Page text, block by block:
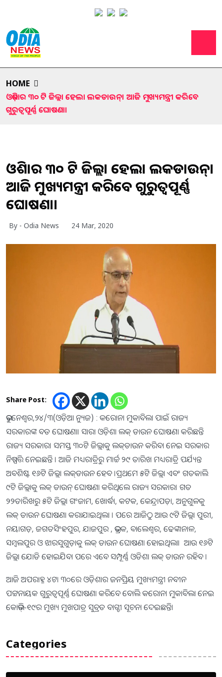
HOME
ଓଡ଼ିଶାର ୩୦ ଟି ଜିଲ୍ଲା ହେଲା ଲକଡାଉନ୍। ଆଜି ମୁଖ୍ୟମନ୍ତ୍ରୀ କରିବେ
ଗୁରୁତ୍ୱପୂର୍ଣ୍ଣ ଘୋଷଣା।
ଓଡ଼ିଶାର ୩୦ ଟି ଜିଲ୍ଲା ହେଲା ଲକଡାଉନ୍।
ଆଜି ମୁଖ୍ୟମନ୍ତ୍ରୀ କରିବେ ଗୁରୁତ୍ୱପୂର୍ଣ୍ଣ
ଘୋଷଣା।
By - Odia News 24 Mar, 2020
Share Post:
ଭୁବନେଶ୍ୱର,୨୪/୩(ଓଡ଼ିଆ ନ୍ୟୁଜ) : କରୋନା ମୁକାବିଲା ପାଇଁ ରାଜ୍ୟ
ସରକାରଙ୍କ ବଡ ଘୋଷଣା। ସାରା ଓଡ଼ିଶା ଲକ୍ ଡାଉନ ଘୋଷଣା କରିଛନ୍ତି
ରାଜ୍ୟ ସରକାର। ସମସ୍ତ ୩୦ଟି ଜିଲ୍ଲାକୁ ଲକ୍‌ଡାଉନ କରିବା ନେଇ ସରକାର
ନିଷ୍ପତ୍ତି ନେଇଛନ୍ତି । ଆଜି ମଧ୍ୟରାତ୍ରିରୁ ମାର୍ଚ୍ଚ ୨୯ ତାରିଖ ମଧ୍ୟରାତ୍ରି ପର୍ଯ୍ୟନ୍ତ
ଅବଶିଷ୍ଟ ୧୬ଟି ଜିଲ୍ଲା ଲକ୍‌ଡାଉନ ହେବ ।ପ୍ରଥମେ ୫ଟି ଜିଲ୍ଲା ଏବଂ ଗତକାଲି
୯ଟି ଜିଲ୍ଲାକୁ ଲକ୍ ଡାଉନ୍ ଘୋଷଣା କରିଥିଲେ ରାଜ୍ୟ ସରକାର। ଗତ
୨୨ତାରିଖରୁ ୫ଟି ଜିଲ୍ଲା ଗଂଜାମ, ଖୋର୍ଦ୍ଧା, କଟକ, କେନ୍ଦ୍ରାପଡ଼ା, ଅନୁଗୁଳକୁ
ଲକ୍ ଡାଉନ ଘୋଷଣା କରାଯାଇଥିଲା । ପରେ ଆଜିଠୁ ଆଉ ୯ଟି ଜିଲ୍ଲା ପୁରୀ,
ନୟାଗଡ଼, ଜଗତସିଂହପୁର, ଯାଜପୁର , ଭଦ୍ରକ, ବାଲେଶ୍ୱର, ଢେଙ୍କାନାଳ,
ସମ୍ବଲପୁର ଓ ଝାରସୁଗୁଡ଼ାକୁ ଲକ୍ ଡାଉନ ଘୋଷଣା ହୋଇଥିଲା। ଆଉ ୧୬ଟି
ଜିଲ୍ଲା ଯୋଡି ହୋଇଯିବା ପରେ ଏବେ ସମ୍ପୂର୍ଣ୍ଣ ଓଡିଶା ଲକ୍ ଡାଉନ ରହିବ ।
ଆଜି ଅପରାହ୍ନ ୪ଟା ୩୦ରେ ଓଡ଼ିଶାର ଜନପ୍ରିୟ ମୁଖ୍ୟମନ୍ତ୍ରୀ ନବୀନ
ପଟ୍ଟନାୟକ ଗୁରୁତ୍ୱପୂର୍ଣ୍ଣ ଘୋଷଣା କରିବେ ବୋଲି କରୋନା ମୁକାବିଲା ନେଇ
କୋଭି଼ଡ-୧୯ର ମୁଖ୍ୟ ମୁଖପାତ୍ର ସୁବ୍ରତ ବାଗ୍ଚୀ ସୂଚନା ଦେଇଛନ୍ତି।
Categories